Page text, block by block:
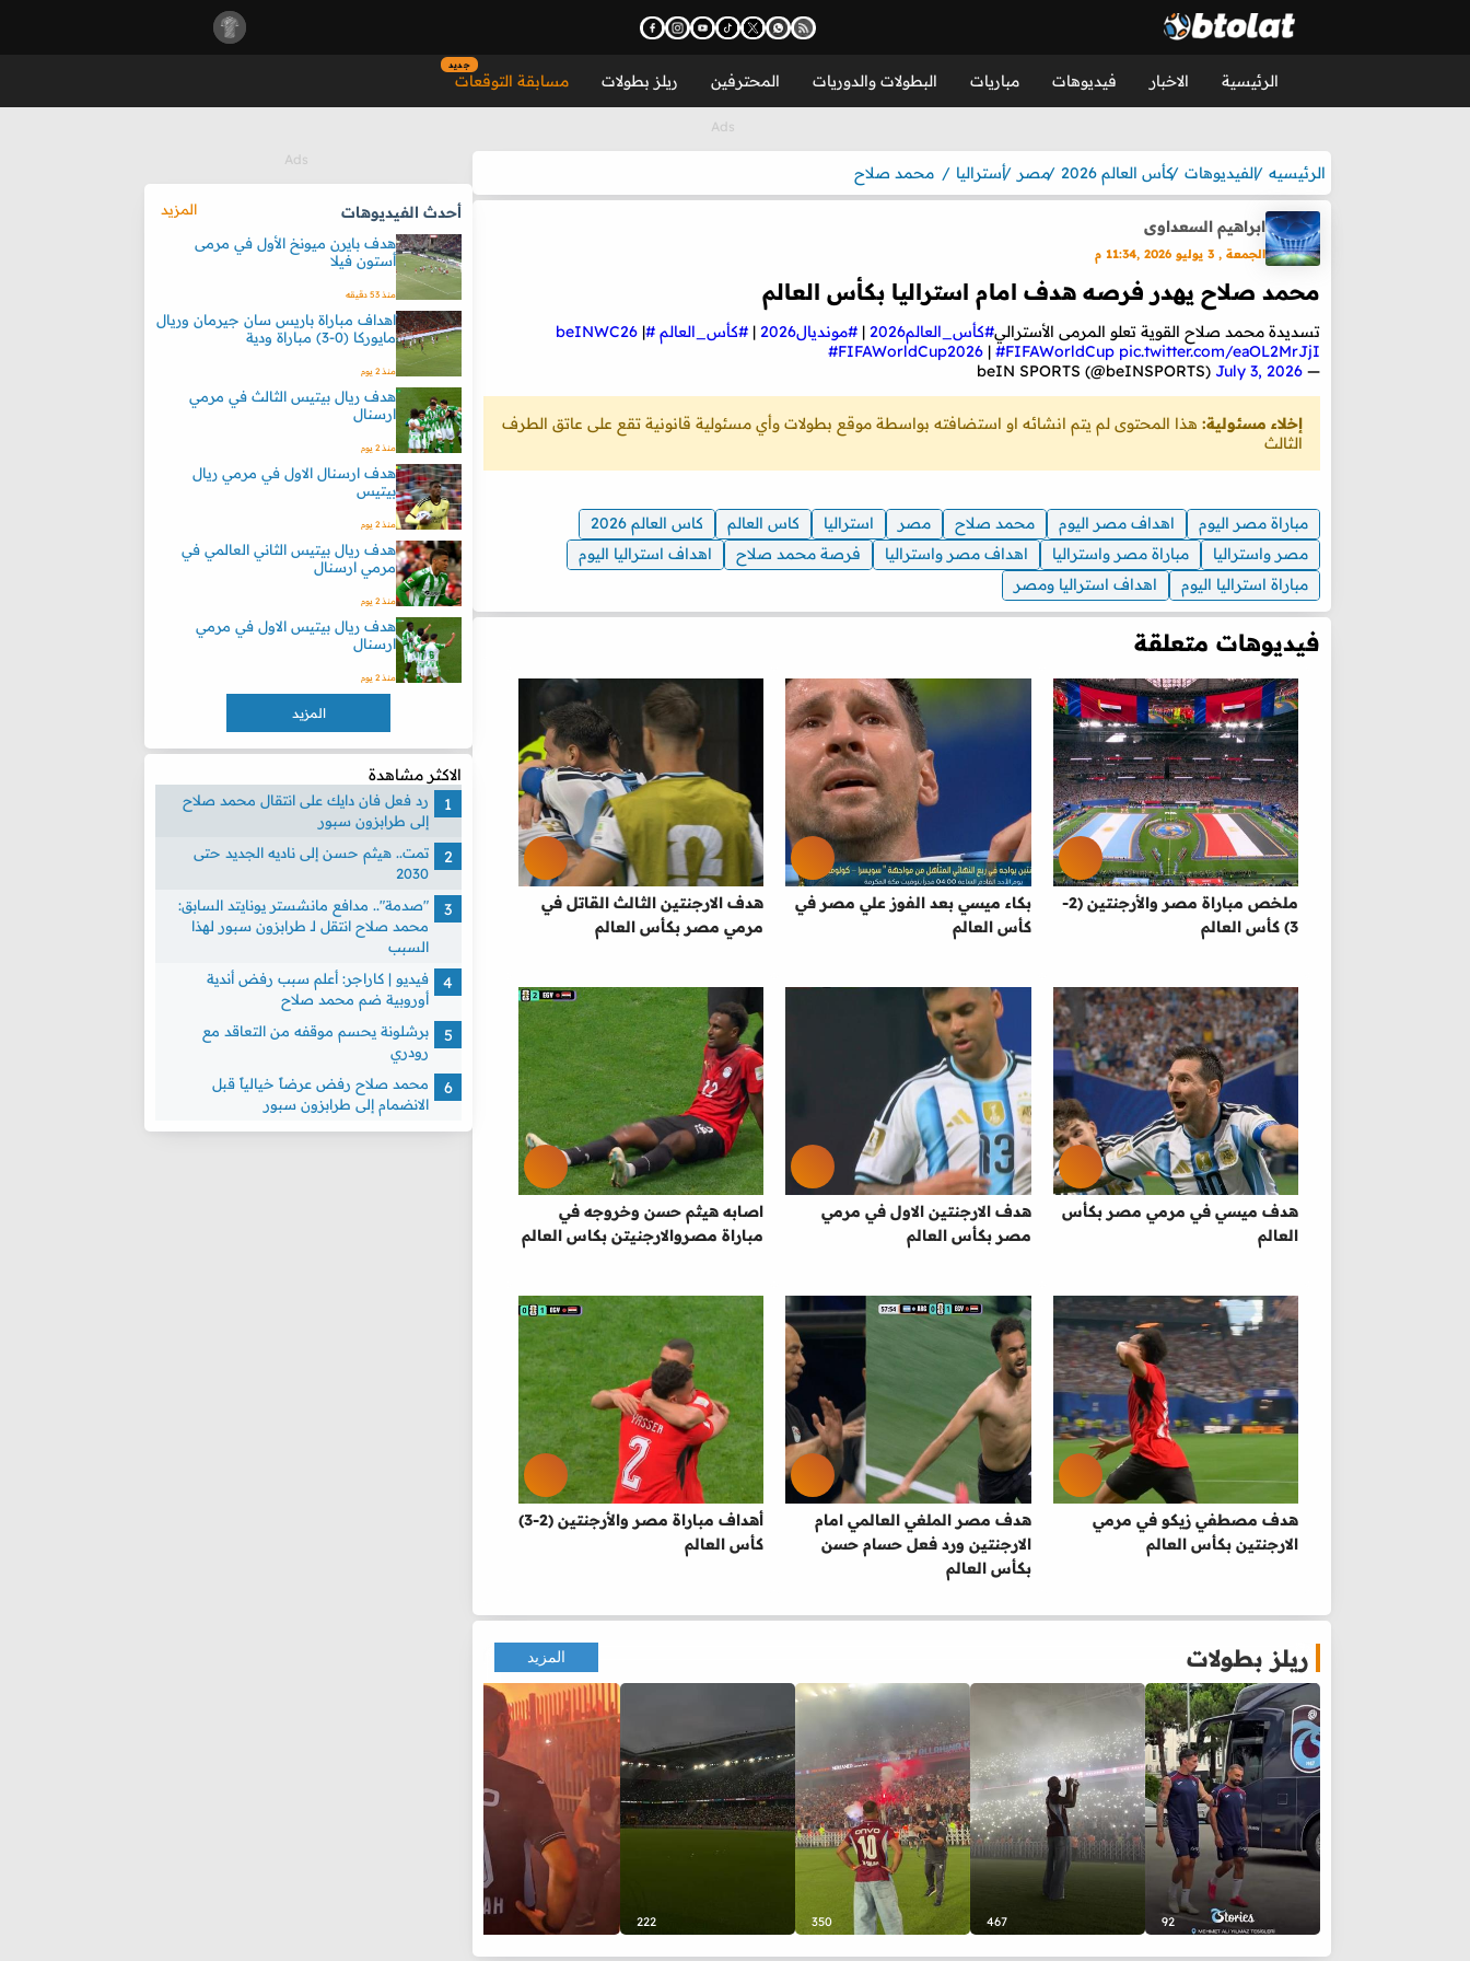
الرئيسية الاخبار فيديوهات مباريات البطولات والدوريات المحترفين ريلز بطولات مسابقة التوقعات
جديد
الرئيسيه الفيديوهات كأس العالم 2026 مصر أستراليا محمد صلاح
ابراهيم السعداوى
الجمعة , 3 يوليو 2026 ,11:34 م
محمد صلاح يهدر فرصه هدف امام استراليا بكأس العالم
تسديدة محمد صلاح القوية تعلو المرمى الأسترالي#كأس_العالم2026 | #مونديال2026 | #كأس_العالم #beINWC26
|
#FIFAWorldCup2026 | #FIFAWorldCup pic.twitter.com/eaOL2MrJjI
— beIN SPORTS (@beINSPORTS)
July 3, 2026
إخلاء مسئولية: هذا المحتوى لم يتم انشائه او استضافته بواسطة موقع بطولات وأي مسئولية قانونية تقع على عاتق الطرف
الثالث
مباراة مصر اليوم اهداف مصر اليوم محمد صلاح مصر استراليا كاس العالم
كاس العالم 2026
مصر واستراليا
مباراة مصر واستراليا اهداف مصر واستراليا فرصة محمد صلاح
اهداف استراليا اليوم
مباراة استراليا اليوم
اهداف استراليا ومصر
فيديوهات متعلقة
ملخص مباراة مصر والأرجنتين (2-
3) كأس العالم
بكاء ميسي بعد الفوز علي مصر في
كأس العالم
هدف الارجنتين الثالث القاتل في
مرمي مصر بكأس العالم
هدف ميسي في مرمي مصر بكأس
العالم
هدف الارجنتين الاول في مرمي
مصر بكأس العالم
اصابه هيثم حسن وخروجه في
مباراة مصروالارجنيتن بكاس العالم
هدف مصطفي زيكو في مرمي
الارجنتين بكأس العالم
هدف مصر الملغي العالمي امام
الارجنتين ورد فعل حسام حسن
بكأس العالم
أهداف مباراة مصر والأرجنتين (2-3)
كأس العالم
ريلز بطولات المزيد
92
467
350
222
أحدث الفيديوهات
المزيد
هدف بايرن ميونخ الأول في مرمى
أستون فيلا
منذ 53 دقيقه
اهداف مباراة باريس سان جيرمان وريال
مايوركا (0-3) مباراة ودية
منذ 2 يوم
هدف ريال بيتيس الثالث في مرمي
ارسنال
منذ 2 يوم
هدف ارسنال الاول في مرمي ريال
بيتيس
منذ 2 يوم
هدف ريال بيتيس الثاني العالمي في
مرمي ارسنال
منذ 2 يوم
هدف ريال بيتيس الاول في مرمي
ارسنال
منذ 2 يوم
المزيد
الاكثر مشاهدة
رد فعل فان دايك على انتقال محمد صلاح
إلى طرابزون سبور
تمت.. هيثم حسن إلى ناديه الجديد حتى
2030
"صدمة".. مدافع مانشستر يونايتد السابق:
محمد صلاح انتقل لـ طرابزون سبور لهذا
السبب
فيديو | كاراجر: أعلم سبب رفض أندية
أوروبية ضم محمد صلاح
برشلونة يحسم موقفه من التعاقد مع
رودري
محمد صلاح رفض عرضاً خيالياً قبل
الانضمام إلى طرابزون سبور